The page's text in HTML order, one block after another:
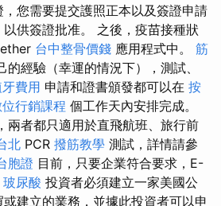
您需要提交護照正本以及簽證申請
供簽證批准。 之後，疫苗接種狀
台中整骨價錢 應用程式中。 筋
的經驗（幸運的情況下），測試、
費用 申請和證書頒發都可以在 按
行銷課程 個工作天內安排完成。
兩者都只適用於直飛航班、旅行前
北 PCR 撥筋教學 測試，詳情請參
胞證 目前，只要企業符合要求，E-
玻尿酸 投資者必須建立一家美國公
建立的業務，並據此投資者可以申